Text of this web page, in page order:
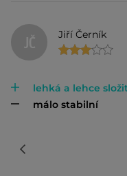
JČ Jiří Černík
lehká a lehce
málo stabilní